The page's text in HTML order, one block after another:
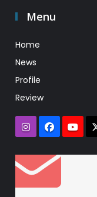
Menu
Home
News
Profile
Review